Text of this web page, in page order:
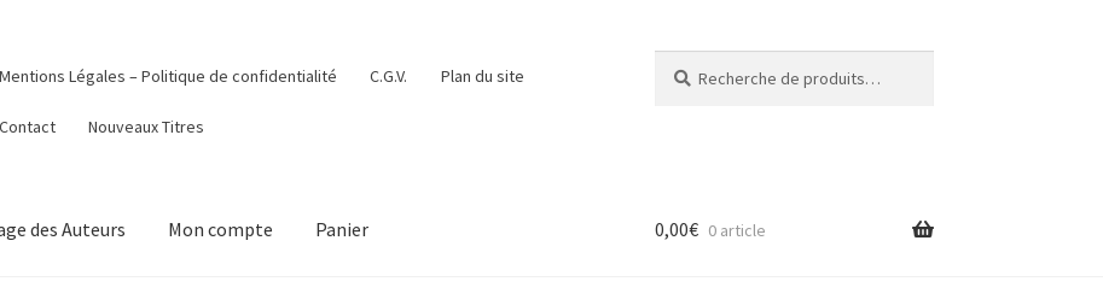
Mentions Légales – Politique de confidentialité C.G.V. Plan du site
Contact Nouveaux Titres
pour :
des Auteurs Mon compte Panier 0,00€ 0 article